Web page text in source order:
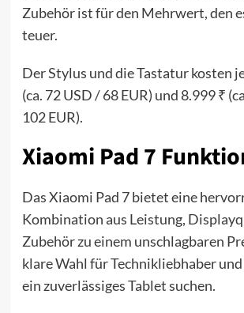
Zubehör ist für den Mehrwert, den
teuer.
Der Stylus und die Tastatur kosten
(ca. 72 USD / 68 EUR) und 8.999 ₹
102 EUR).
Xiaomi Pad 7
Das Xiaomi Pad 7 bietet eine
Kombination aus Leistung,
Zubehör zu einem unschlagbaren
klare Wahl für Technikliebhaber
ein zuverlässiges Tablet suchen.